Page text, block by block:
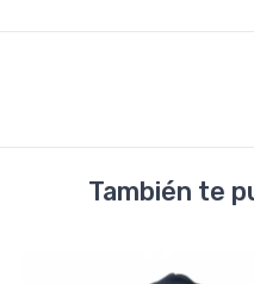
También te